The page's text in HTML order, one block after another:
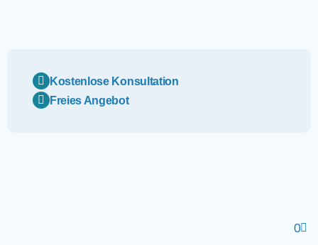
Kostenlose Konsultation
Freies Angebot
0